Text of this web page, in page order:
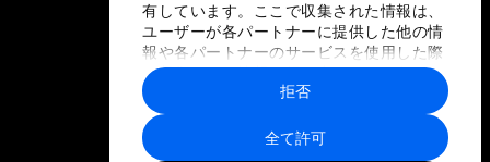
有しています。ここで収集された情報は、
ユーザーが各パートナーに提供した他の情
報や各パートナーのサービスを使用した際
に収集された情報と組み合わされ、各パー
トナーによって使用されることがありま
す。
全て許可
拒否
プライバシーポリシーと利用規約
サイトマップ